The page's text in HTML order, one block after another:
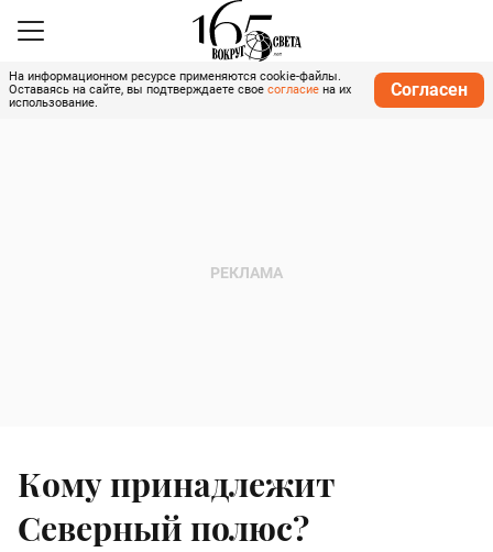
На информационном ресурсе применяются cookie-файлы.
Оставаясь на сайте, вы подтверждаете свое согласие на их
использование.
Согласен
Кому принадлежит
Северный полюс?